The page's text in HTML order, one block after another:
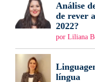
Análise
de rever
2022?
por Liliana
língua